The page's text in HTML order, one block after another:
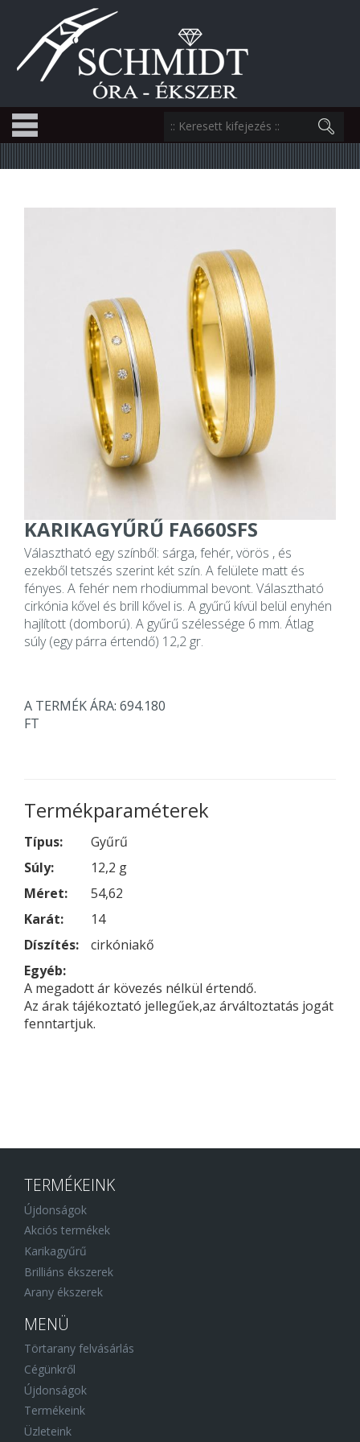
KARIKAGYŰRŰ FA660SFS
Választható egy színből: sárga, fehér, vörös , és
ezekből tetszés szerint két szín. A felülete matt és
fényes. A fehér nem rhodiummal bevont. Választható
cirkónia kővel és brill kővel is. A gyűrű kívül belül enyhén
hajlított (domború). A gyűrű szélessége 6 mm. Átlag
súly (egy párra értendő) 12,2 gr.
A TERMÉK ÁRA: 694.180
FT
Termékparaméterek
Típus:
Gyűrű
Súly:
12,2 g
Méret:
54,62
Karát:
14
Díszítés:
cirkóniakő
Egyéb:
A megadott ár kövezés nélkül értendő.
Az árak tájékoztató jellegűek,az árváltoztatás jogát
fenntartjuk.
TERMÉKEINK
Újdonságok
Akciós termékek
Karikagyűrű
Brilliáns ékszerek
Arany ékszerek
MENÜ
Törtarany felvásárlás
Cégünkről
Újdonságok
Termékeink
Üzleteink